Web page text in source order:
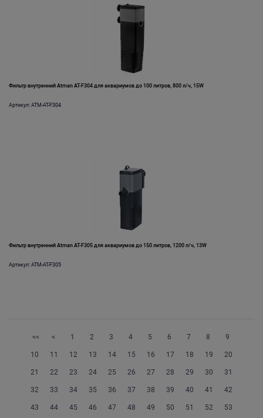
Фильтр внутренний Atman AT-F304 для аквариумов до 100 литров, 800 л/ч, 15W
Артикул: ATM-AT-F304
Фильтр внутренний Atman AT-F305 для аквариумов до 150 литров, 1200 л/ч, 13W
Артикул: ATM-AT-F305
<< < 1 2 3 4 5 6 7 8 9
10 11 12 13 14 15 16 17 18 19 20
21 22 23 24 25 26 27 28 29 30 31
32 33 34 35 36 37 38 39 40 41 42
43 44 45 46 47 48 49 50 51 52 53